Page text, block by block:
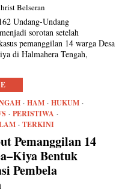
Belseran
Undang-Undang
sorotan setelah
pemanggilan 14 warga Desa
di Halmahera Tengah,
· HAM · HUKUM ·
· PERISTIWA ·
· TERKINI
Pemanggilan 14
Bentuk
Pembela